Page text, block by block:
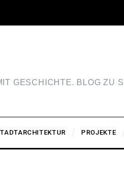
GESCHICHTE. BLOG ZU
PROJEKTE